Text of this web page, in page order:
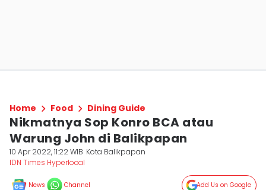
Home Food Dining Guide
Nikmatnya Sop Konro BCA atau
Warung John di Balikpapan
10 Apr 2022, 11:22 WIB Kota Balikpapan
IDN Times Hyperlocal
News Channel Add Us on Google